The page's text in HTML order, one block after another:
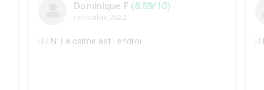
Dominique F (8.89/10)
novembre 2022
BIEN: Le calme est l endroi.